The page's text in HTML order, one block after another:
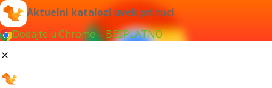
Aktuelni katalozi uvek pri ruci
Dodajte u Chrome – BESPLATNO